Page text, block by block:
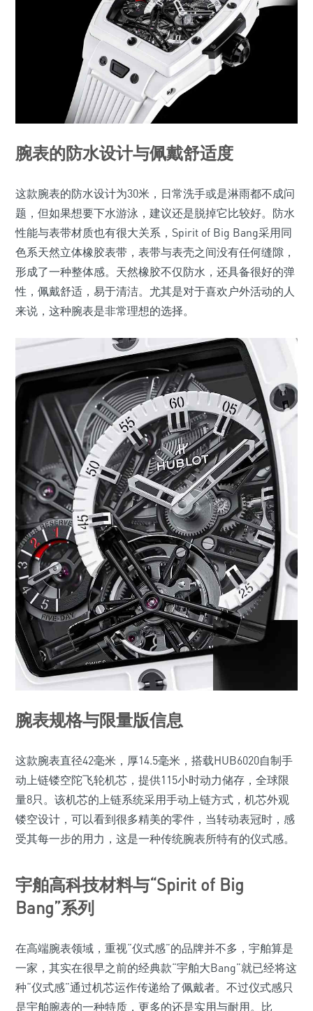
腕表的防水设计与佩戴舒适度
这款腕表的防水设计为30米，日常洗手或是淋雨都不成问
题，但如果想要下水游泳，建议还是脱掉它比较好。防水
性能与表带材质也有很大关系，Spirit of Big Bang采用同
色系天然立体橡胶表带，表带与表壳之间没有任何缝隙，
形成了一种整体感。天然橡胶不仅防水，还具备很好的弹
性，佩戴舒适，易于清洁。尤其是对于喜欢户外活动的人
来说，这种腕表是非常理想的选择。
腕表规格与限量版信息
这款腕表直径42毫米，厚14.5毫米，搭载HUB6020自制手
动上链镂空陀飞轮机芯，提供115小时动力储存，全球限
量8只。该机芯的上链系统采用手动上链方式，机芯外观
镂空设计，可以看到很多精美的零件，当转动表冠时，感
受其每一步的用力，这是一种传统腕表所特有的仪式感。
宇舶高科技材料与“Spirit of Big
Bang”系列
在高端腕表领域，重视“仪式感”的品牌并不多，宇舶算是
一家，其实在很早之前的经典款“宇舶大Bang”就已经将这
种“仪式感”通过机芯运作传递给了佩戴者。不过仪式感只
是宇舶腕表的一种特质，更多的还是实用与耐用。比